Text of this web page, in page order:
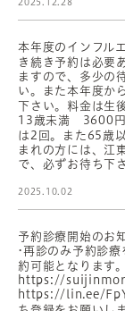
2025.12.28
本年度のインフル
き続き予約は必要
ますので、多少の
い。また本年度か
下さい。料金は
13歳未満 3600
は2回。また65歳
まれの方には、江
で、必ずお待ち下
2025.10.02
予約診療開始のお
•再診のみ予約診
約可能となります
https://
https://lin.ee/